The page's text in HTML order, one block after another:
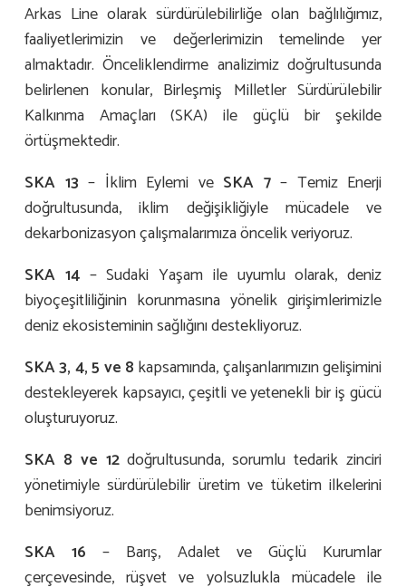
Arkas Line olarak sürdürülebilirliğe olan bağlılığımız,
faaliyetlerimizin ve değerlerimizin temelinde yer
almaktadır. Önceliklendirme analizimiz doğrultusunda
belirlenen konular, Birleşmiş Milletler Sürdürülebilir
Kalkınma Amaçları (SKA) ile güçlü bir şekilde
örtüşmektedir.
SKA 13 – İklim Eylemi ve SKA 7– Temiz Enerji
doğrultusunda, iklim değişikliğiyle mücadele ve
dekarbonizasyon çalışmalarımıza öncelik veriyoruz.
SKA 14– Sudaki Yaşam ile uyumlu olarak, deniz
biyoçeşitliliğinin korunmasına yönelik girişimlerimizle
deniz ekosisteminin sağlığını destekliyoruz.
SKA 3, 4, 5 ve 8 kapsamında, çalışanlarımızın gelişimini
destekleyerek kapsayıcı, çeşitli ve yetenekli bir iş gücü
oluşturuyoruz.
SKA 8 ve 12doğrultusunda, sorumlu tedarik zinciri
yönetimiyle sürdürülebilir üretim ve tüketim ilkelerini
benimsiyoruz.
SKA 16 – Barış, Adalet ve Güçlü Kurumlar
çerçevesinde, rüşvet ve yolsuzlukla mücadele ile